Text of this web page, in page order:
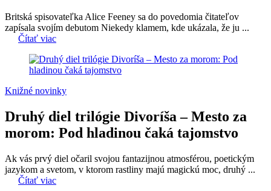
Britská spisovateľka Alice Feeney sa do povedomia čitateľov
zapísala svojím debutom Niekedy klamem, kde ukázala, že ju ...
Čítať viac
Knižné novinky
Druhý diel trilógie Divoríša – Mesto za
morom: Pod hladinou čaká tajomstvo
Ak vás prvý diel očaril svojou fantazijnou atmosférou, poetickým
jazykom a svetom, v ktorom rastliny majú magickú moc, druhý ...
Čítať viac